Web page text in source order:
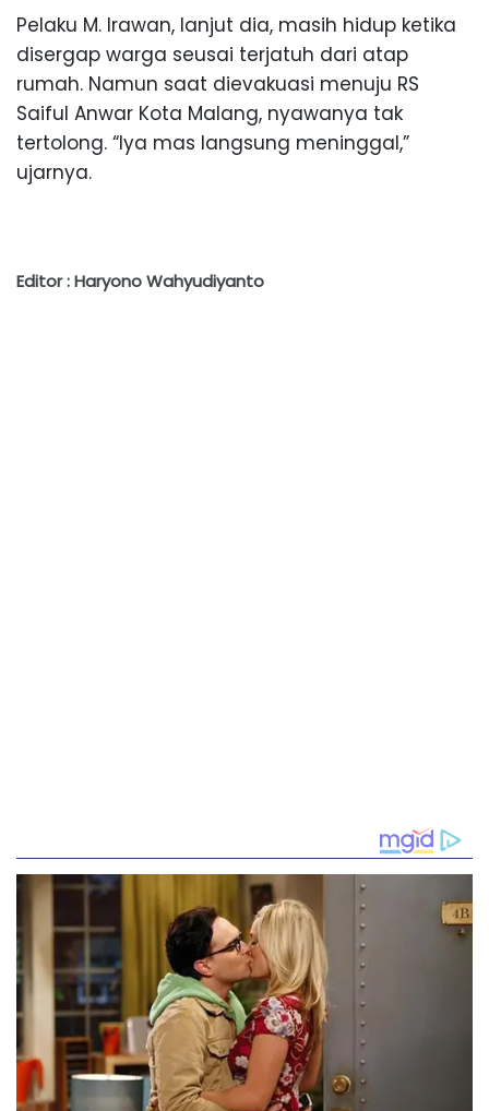
Pelaku M. Irawan, lanjut dia, masih hidup ketika
disergap warga seusai terjatuh dari atap
rumah. Namun saat dievakuasi menuju RS
Saiful Anwar Kota Malang, nyawanya tak
tertolong. “Iya mas langsung meninggal,”
ujarnya.
Editor : Haryono Wahyudiyanto